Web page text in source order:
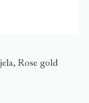
Rose gold